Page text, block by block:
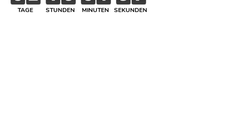
TAGE STUNDEN MINUTEN SEKUNDEN